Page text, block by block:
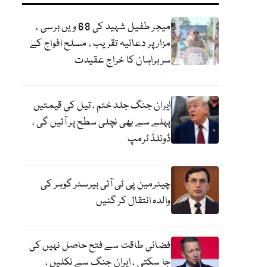
میجر طفیل شہید کی 68 ویں برسی ،
مزار پر دعائیہ تقریب ، مسلح افواج کے
سربراہان کا خراج عقیدت
ایران جنگ جلد ختم ، تیل کی قیمتیں
پہلے سے بھی نچلی سطح پر آئیں گی ،
ڈونلڈ ٹرمپ
چیئرمین پی ٹی آئی بیرسٹر گوہر کی
والدہ انتقال کر گئیں
فضائی طاقت سے فتح حاصل نہیں کی
جا سکتی ، ایران جنگ سے نکلیں ،